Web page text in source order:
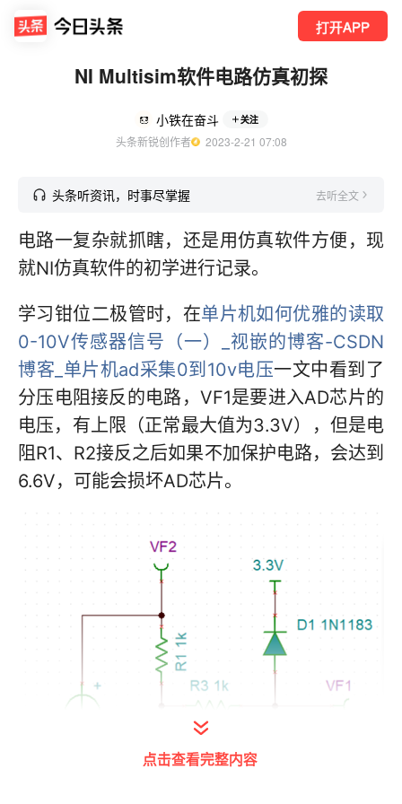
打开APP
NI Multisim软件电路仿真初探
小铁在奋斗 关注
头条新锐创作者
  2023-2-21 07:08
头条听资讯，时事尽掌握 去听全文
电路一复杂就抓瞎，还是用仿真软件方便，现
就NI仿真软件的初学进行记录。
学习钳位二极管时，在单片机如何优雅的读取
0-10V传感器信号（一）_视嵌的博客-CSDN
博客_单片机ad采集0到10v电压一文中看到了
分压电阻接反的电路，VF1是要进入AD芯片的
电压，有上限（正常最大值为3.3V），但是电
阻R1、R2接反之后如果不加保护电路，会达到
6.6V，可能会损坏AD芯片。
点击查看完整内容